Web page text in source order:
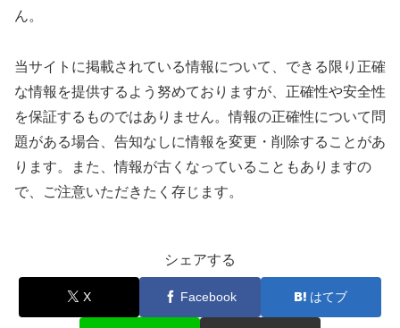
ん。
当サイトに掲載されている情報について、できる限り正確
な情報を提供するよう努めておりますが、正確性や安全性
を保証するものではありません。情報の正確性について問
題がある場合、告知なしに情報を変更・削除することがあ
ります。また、情報が古くなっていることもありますの
で、ご注意いただきたく存じます。
シェアする
X Facebook はてブ